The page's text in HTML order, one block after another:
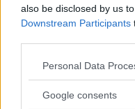
also be disclosed by us
Downstream Participants
Please note that this
not limited to your visit
Personal Data
Google consents